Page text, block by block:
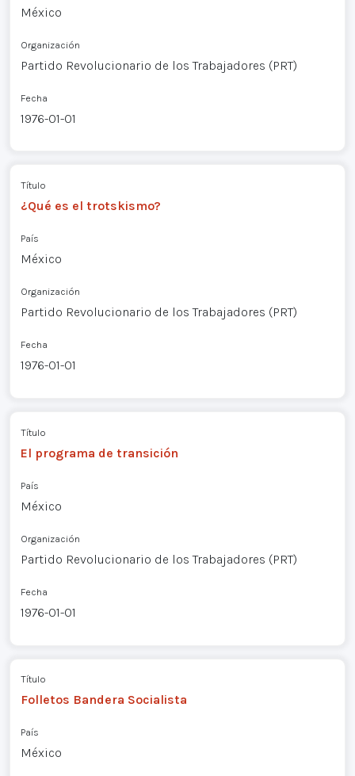
México
Organización
Partido Revolucionario de los Trabajadores (PRT)
Fecha
1976-01-01
Título
¿Qué es el trotskismo?
País
México
Organización
Partido Revolucionario de los Trabajadores (PRT)
Fecha
1976-01-01
Título
El programa de transición
País
México
Organización
Partido Revolucionario de los Trabajadores (PRT)
Fecha
1976-01-01
Título
Folletos Bandera Socialista
País
México